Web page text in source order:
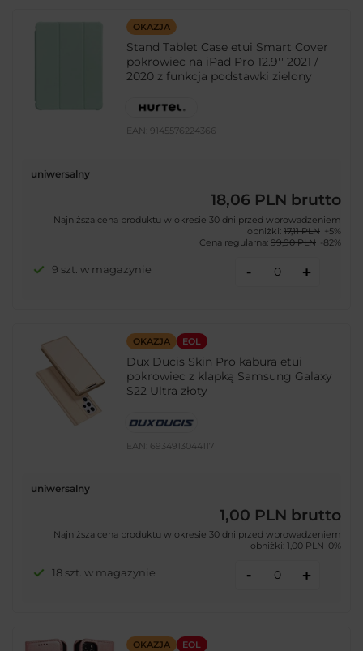
OKAZJA
Stand Tablet Case etui Smart Cover
pokrowiec na iPad Pro 12.9'' 2021 /
2020 z funkcja podstawki zielony
EAN: 9145576224366
uniwersalny
18,06 PLN brutto
Najniższa cena produktu w okresie 30 dni przed wprowadzeniem
obniżki: 17,11 PLN +5%
Cena regularna: 99,90 PLN -82%
9 szt. w magazynie - +
OKAZJA EOL
Dux Ducis Skin Pro kabura etui
pokrowiec z klapką Samsung Galaxy
S22 Ultra złoty
EAN: 6934913044117
uniwersalny
1,00 PLN brutto
Najniższa cena produktu w okresie 30 dni przed wprowadzeniem
obniżki: 1,00 PLN 0%
18 szt. w magazynie - +
OKAZJA EOL